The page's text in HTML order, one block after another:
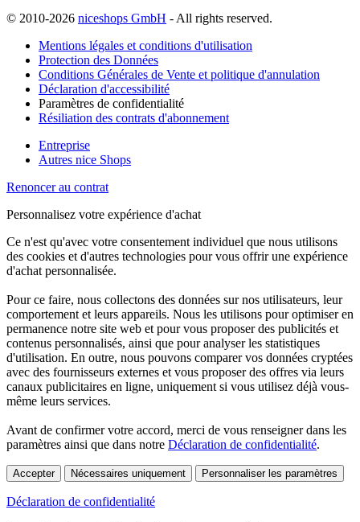
© 2010-2026 niceshops GmbH - All rights reserved.
Mentions légales et conditions d'utilisation
Protection des Données
Conditions Générales de Vente et politique d'annulation
Déclaration d'accessibilité
Paramètres de confidentialité
Résiliation des contrats d'abonnement
Entreprise
Autres nice Shops
Renoncer au contrat
Personnalisez votre expérience d'achat
Ce n'est qu'avec votre consentement individuel que nous utilisons
des cookies et d'autres technologies pour vous offrir une expérience
d'achat personnalisée.
Pour ce faire, nous collectons des données sur nos utilisateurs, leur
comportement et leurs appareils. Nous les utilisons pour optimiser en
permanence notre site web et pour vous proposer des publicités et
contenus personnalisés, ainsi que pour analyser les statistiques
d'utilisation. En outre, nous pouvons comparer vos données cryptées
avec des fournisseurs externes et vous proposer des offres via leurs
canaux publicitaires en ligne, uniquement si vous utilisez déjà vous-
même leurs services.
Avant de confirmer votre accord, merci de vous renseigner dans les
paramètres ainsi que dans notre Déclaration de confidentialité.
Accepter Nécessaires uniquement Personnaliser les paramètres
Déclaration de confidentialité